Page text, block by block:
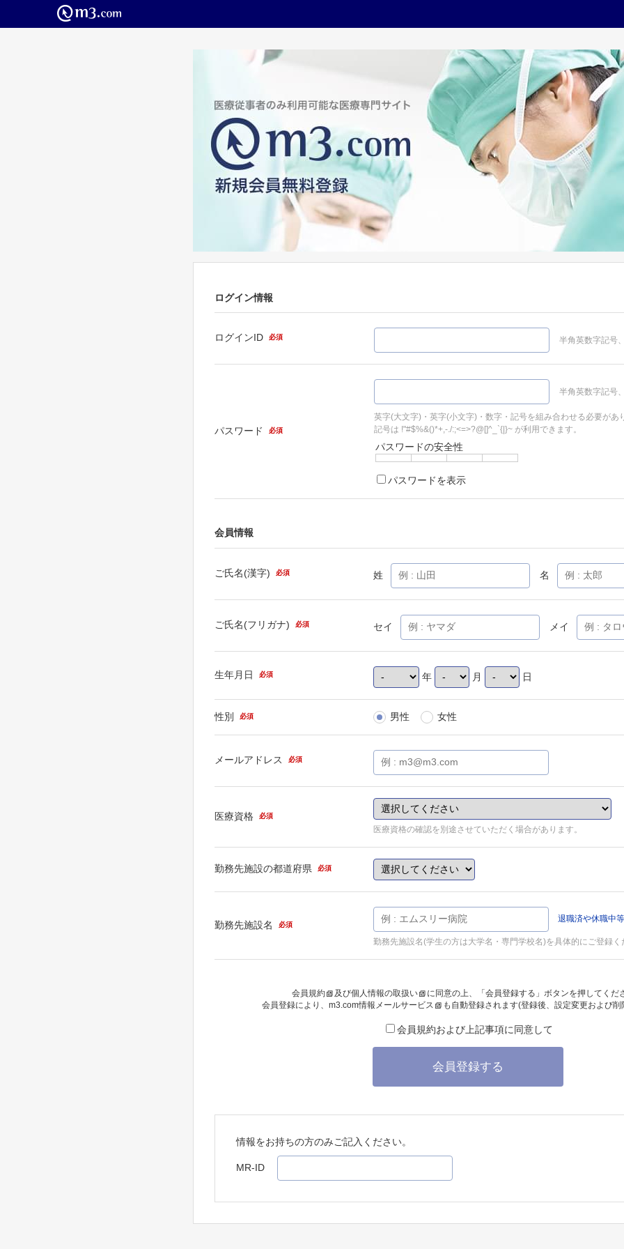
ログイン情報
ログインID 必須 半角英数字記号
パスワード 必須
半角英数字記号
英字(大文字)・英字(小文字)・数字・記号を組み合わせる必要があ
記号は !"#$%&()*+,-./:;<=>?@[]^_`{|}~ が利用できます。
パスワードの安全性
パスワードを表示
会員情報
ご氏名(漢字) 必須 姓 名
ご氏名(フリガナ) 必須 セイ メイ
生年月日 必須 年 月 日
性別 必須 男性 女性
メールアドレス 必須
医療資格 必須
医療資格の確認を別途させていただく場合があります。
勤務先施設の都道府県 必須
勤務先施設名 必須
退職済や休職中
勤務先施設名(学生の方は大学名・専門学校名)を具体的にご登録く
会員規約 及び個人情報の取扱い
に同意の上、「会員登録する」ボタンを押してくだ
会員登録により、 m3.com情報メールサービス も自動登録されます(登録後、設定変更および
会員規約および上記事項に同意して
会員登録する
情報をお持ちの方のみご記入ください。
MR-ID